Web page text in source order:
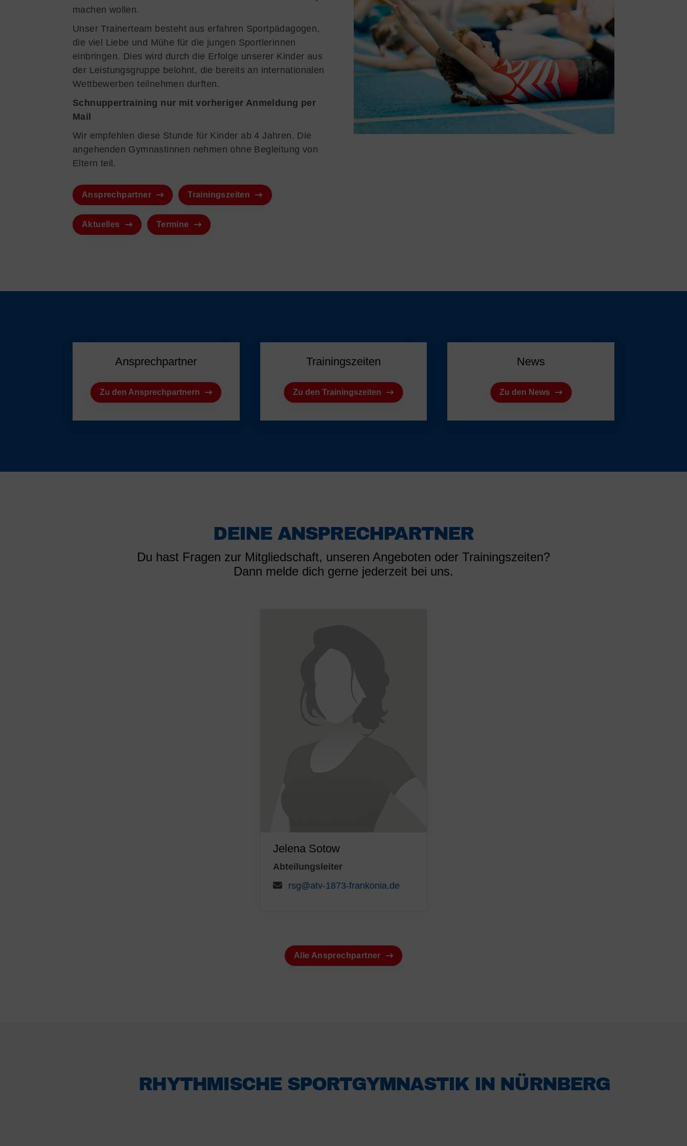
machen wollen.
Unser Trainerteam besteht aus erfahren Sportpädagogen,
die viel Liebe und Mühe für die jungen Sportlerinnen
einbringen. Dies wird durch die Erfolge unserer Kinder aus
der Leistungsgruppe belohnt, die bereits an internationalen
Wettbewerben teilnehmen durften.
Schnuppertraining nur mit vorheriger Anmeldung per
Mail
Wir empfehlen diese Stunde für Kinder ab 4 Jahren. Die
angehenden Gymnastinnen nehmen ohne Begleitung von
Eltern teil.
Ansprechpartner Trainingszeiten
Aktuelles Termine
Ansprechpartner
Zu den Ansprechpartnern
Trainingszeiten
Zu den Trainingszeiten
News
Zu den News
DEINE ANSPRECHPARTNER
Du hast Fragen zur Mitgliedschaft, unseren Angeboten oder Trainingszeiten?
Dann melde dich gerne jederzeit bei uns.
Jelena Sotow
Abteilungsleiter
rsg@atv-1873-frankonia.de
Alle Ansprechpartner
RHYTHMISCHE SPORTGYMNASTIK IN NÜRNBERG